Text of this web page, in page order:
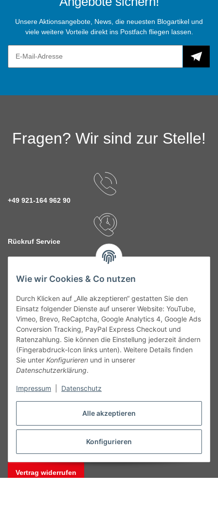
Alle akzeptieren
Konfigurieren
Wie wir Cookies & Co nutzen
Durch Klicken auf „Alle akzeptieren“ gestatten Sie den
Einsatz folgender Dienste auf unserer Website: YouTube,
Vimeo, Brevo, ReCaptcha, Google Analytics 4, Google Ads
Conversion Tracking, PayPal Express Checkout und
Ratenzahlung. Sie können die Einstellung jederzeit ändern
(Fingerabdruck-Icon links unten). Weitere Details finden
Sie unter Konfigurieren und in unserer
Datenschutzerklärung.
Impressum Datenschutz
Unsere Aktionsangebote, News, die neuesten Blogartikel und
viele weitere Vorteile direkt ins Postfach fliegen lassen.
Fragen? Wir sind zur Stelle!
+49 921-164 962 90
Rückruf Service
kontakt@theo-schrauben.de
Service
Alle technischen Angaben ohne Gewähr. Irrtümer und fehlerhafte
Angaben vorbehalten. Wenn Sie Datenblätter oder spezielle
technische Eigenschaften benötigen, wenden Sie sich bitte an
beispielhaft sein und vom Produkt abweichen.
Vertrag widerrufen